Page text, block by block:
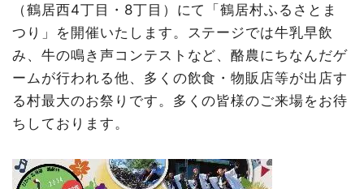
8月19日(月) 第70回くしろ市民北海盆踊り
第21回釧路大漁どんぱく / 釧路大漁どんぱく花火大会
農業農村フェア in KUSHIRO 2024
9月13日(金) 〜15日(日) 鳥取神社例大祭
阿寒神社例大祭
詳しくは
（鶴居西4丁目・8丁目）にて「鶴居村ふるさとま
つり」を開催いたします。ステージでは牛乳早飲
み、牛の鳴き声コンテストなど、酪農にちなんだゲ
ームが行われる他、多くの飲食・物販店等が出店す
る村最大のお祭りです。多くの皆様のご来場をお待
ちしております。